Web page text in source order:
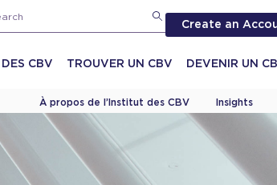
Create an
CBV TROUVER UN CBV DEVENIR UN
À propos de l’Institut des CBV Insights